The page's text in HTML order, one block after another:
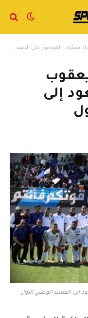
المنصور على الصعود إلى القسم الوطني الأول
إلى
إلى القسم الوطني الأول